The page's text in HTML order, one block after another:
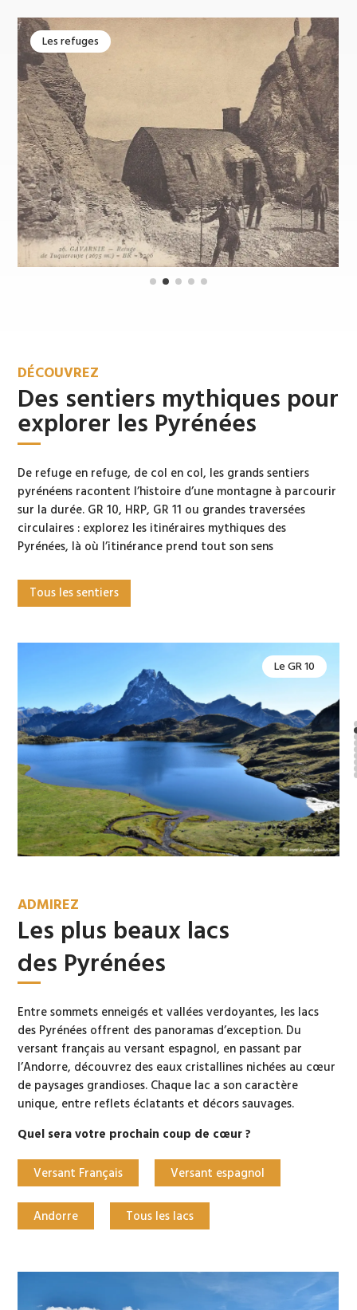
Les refuges
La HRP (Haute Randonnée Pyrénéenne)
Le GR 11
DÉCOUVREZ
Des sentiers mythiques pour
explorer les Pyrénées
De refuge en refuge, de col en col, les grands sentiers
pyrénéens racontent l’histoire d’une montagne à parcourir
sur la durée. GR 10, HRP, GR 11 ou grandes traversées
circulaires : explorez les itinéraires mythiques des
Pyrénées, là où l’itinérance prend tout son sens
Tous les sentiers
ADMIREZ
Les plus beaux lacs
des Pyrénées
Entre sommets enneigés et vallées verdoyantes, les lacs
des Pyrénées offrent des panoramas d’exception. Du
versant français au versant espagnol, en passant par
l’Andorre, découvrez des eaux cristallines nichées au cœur
de paysages grandioses. Chaque lac a son caractère
unique, entre reflets éclatants et décors sauvages.
Quel sera votre prochain coup de cœur ?
Versant Français Versant espagnol
Andorre Tous les lacs
La Sierra de Guara